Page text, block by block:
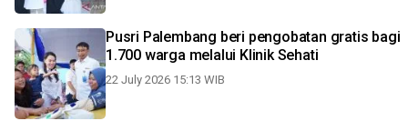
Pusri Palembang beri pengobatan gratis bagi
1.700 warga melalui Klinik Sehati
22 July 2026 15:13 WIB